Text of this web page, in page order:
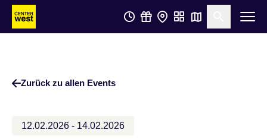
Zum
Hauptinhalt
Zum
Footer
Suche
Zurück zu allen Events
12.02.2026 - 14.02.2026